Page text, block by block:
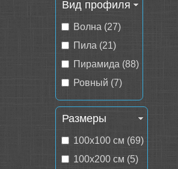
Вид профиля
Волна (27)
Пила (21)
Пирамида (88)
Ровный (7)
Размеры
100х100 см (69)
100х200 см (5)